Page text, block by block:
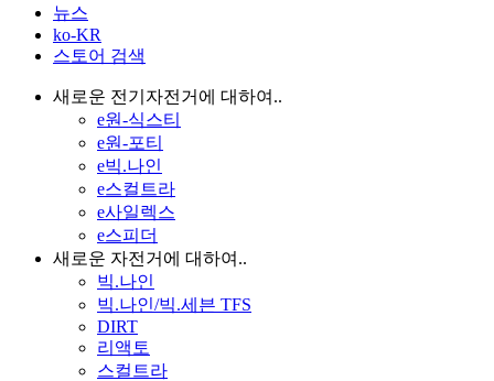
뉴스
ko-KR
스토어 검색
새로운 전기자전거에 대하여..
e원-식스티
e원-포티
e빅.나인
e스컬트라
e사일렉스
e스피더
새로운 자전거에 대하여..
빅.나인
빅.나인/빅.세븐 TFS
DIRT
리액토
스컬트라